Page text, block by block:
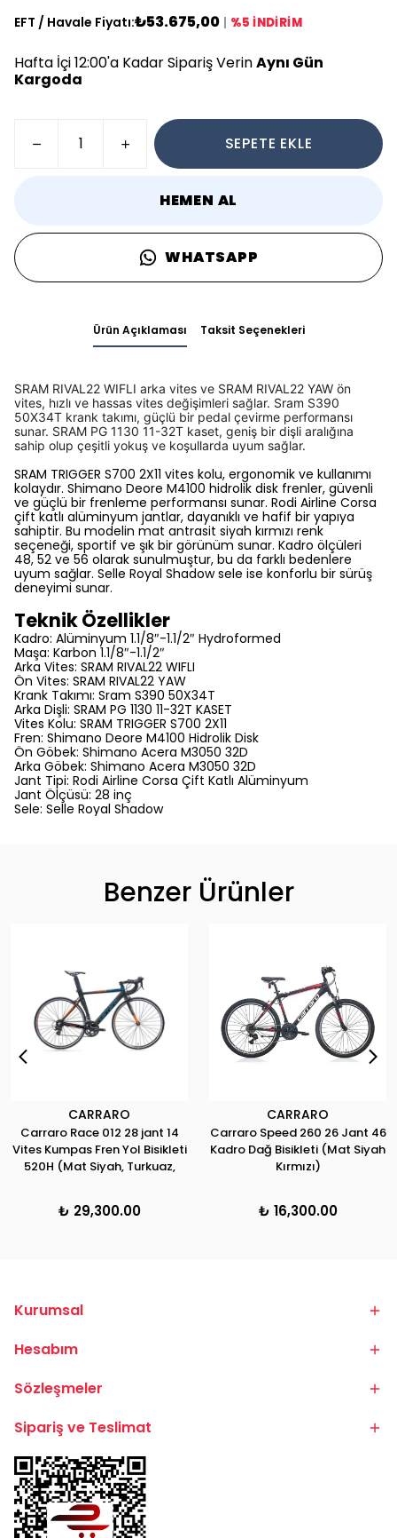
EFT / Havale Fiyatı:₺53.675,00 | %5 İNDİRİM
Hafta İçi 12:00'a Kadar Sipariş VerinAynı Gün
Kargoda
SEPETE EKLE
HEMEN AL
WHATSAPP
Ürün Açıklaması Taksit Seçenekleri
SRAM RIVAL22 WIFLI arka vites ve SRAM RIVAL22 YAW ön
vites, hızlı ve hassas vites değişimleri sağlar. Sram S390
50X34T krank takımı, güçlü bir pedal çevirme performansı
sunar. SRAM PG 1130 11-32T kaset, geniş bir dişli aralığına
sahip olup çeşitli yokuş ve koşullarda uyum sağlar.
SRAM TRIGGER S700 2X11 vites kolu, ergonomik ve kullanımı
kolaydır. Shimano Deore M4100 hidrolik disk frenler, güvenli
ve güçlü bir frenleme performansı sunar. Rodi Airline Corsa
çift katlı alüminyum jantlar, dayanıklı ve hafif bir yapıya
sahiptir. Bu modelin mat antrasit siyah kırmızı renk
seçeneği, sportif ve şık bir görünüm sunar. Kadro ölçüleri
48, 52 ve 56 olarak sunulmuştur, bu da farklı bedenlere
uyum sağlar. Selle Royal Shadow sele ise konforlu bir sürüş
deneyimi sunar.
Teknik Özellikler
Kadro: Alüminyum 1.1/8″-1.1/2″ Hydroformed
Maşa: Karbon 1.1/8″-1.1/2″
Arka Vites: SRAM RIVAL22 WIFLI
Ön Vites: SRAM RIVAL22 YAW
Krank Takımı: Sram S390 50X34T
Arka Dişli: SRAM PG 1130 11-32T KASET
Vites Kolu: SRAM TRIGGER S700 2X11
Fren: Shimano Deore M4100 Hidrolik Disk
Ön Göbek: Shimano Acera M3050 32D
Arka Göbek: Shimano Acera M3050 32D
Jant Tipi: Rodi Airline Corsa Çift Katlı Alüminyum
Jant Ölçüsü: 28 inç
Sele: Selle Royal Shadow
Benzer Ürünler
CARRARO
Carraro Race 012 28 jant 14
Vites Kumpas Fren Yol Bisikleti
520H (Mat Siyah, Turkuaz,
₺ 29,300.00
CARRARO
Carraro Speed 260 26 Jant 46
Kadro Dağ Bisikleti (Mat Siyah
Kırmızı)
₺ 16,300.00
Kurumsal
Hesabım
Sözleşmeler
Sipariş ve Teslimat